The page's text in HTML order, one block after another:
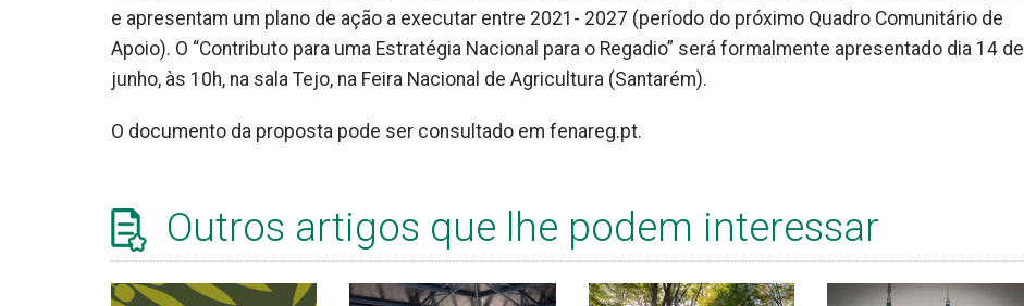
e apresentam um plano de ação a executar entre 2021- 2027 (período do próximo Quadro Comunitário de
Apoio). O “Contributo para uma Estratégia Nacional para o Regadio” será formalmente apresentado dia 14 de
junho, às 10h, na sala Tejo, na Feira Nacional de Agricultura (Santarém).
O documento da proposta pode ser consultado em fenareg.pt.
Outros artigos que lhe podem interessar